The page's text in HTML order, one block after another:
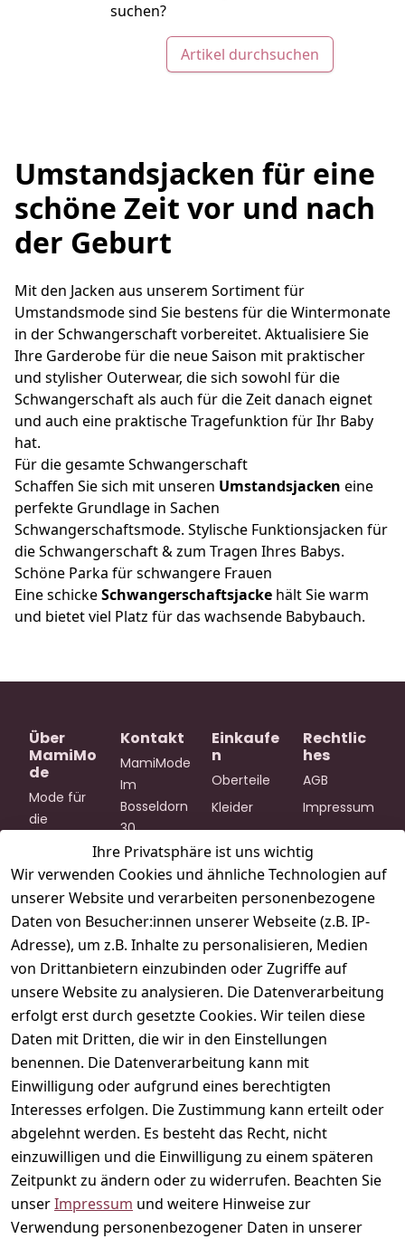
suchen?
Artikel durchsuchen
Umstandsjacken für eine
schöne Zeit vor und nach
der Geburt
Mit den Jacken aus unserem Sortiment für
Umstandsmode sind Sie bestens für die Wintermonate
in der Schwangerschaft vorbereitet. Aktualisiere Sie
Ihre Garderobe für die neue Saison mit praktischer
und stylisher Outerwear, die sich sowohl für die
Schwangerschaft als auch für die Zeit danach eignet
und auch eine praktische Tragefunktion für Ihr Baby
hat.
Für die gesamte Schwangerschaft
Schaffen Sie sich mit unseren Umstandsjacken eine
perfekte Grundlage in Sachen
Schwangerschaftsmode. Stylische Funktionsjacken für
die Schwangerschaft & zum Tragen Ihres Babys.
Schöne Parka für schwangere Frauen
Eine schickeSchwangerschaftsjacke hält Sie warm
und bietet viel Platz für das wachsende Babybauch.
Ihre Privatsphäre ist uns wichtig
Wir verwenden Cookies und ähnliche Technologien auf
unserer Website und verarbeiten personenbezogene
Daten von Besucher:innen unserer Webseite (z.B. IP-
Adresse), um z.B. Inhalte zu personalisieren, Medien
von Drittanbietern einzubinden oder Zugriffe auf
unsere Website zu analysieren. Die Datenverarbeitung
erfolgt erst durch gesetzte Cookies. Wir teilen diese
Daten mit Dritten, die wir in den Einstellungen
benennen. Die Datenverarbeitung kann mit
Einwilligung oder aufgrund eines berechtigten
Interesses erfolgen. Die Zustimmung kann erteilt oder
abgelehnt werden. Es besteht das Recht, nicht
einzuwilligen und die Einwilligung zu einem späteren
Zeitpunkt zu ändern oder zu widerrufen. Beachten Sie
unserImpressum und weitere Hinweise zur
Verwendung personenbezogener Daten in unserer
Über
MamiMo
de
Mode für
die
Zeit deines
Lebens –
durchdach
te
Umstands-
&
Stillmode,
die vom
ersten
Bäuchlein
bis in die
mitwächst.
Kontakt
MamiMode
Im
Bosseldorn
30
69126
Heidelberg
service@m
amimode.
de
Einkaufe
n
Oberteile
Kleider
Hosen &
Röcke
Stillmode
Lingerie
Zubehör
Rechtlic
hes
AGB
Impressum
Datenschu
tzerklärung
Barrierefrei
heitserklär
ung
Widerrufsr
echt
Folge
Facebook